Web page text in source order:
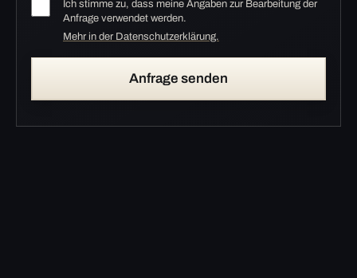
Ich stimme zu, dass meine Angaben zur Bearbeitung der
Anfrage verwendet werden.
Mehr in der Datenschutzerklärung.
Anfrage senden